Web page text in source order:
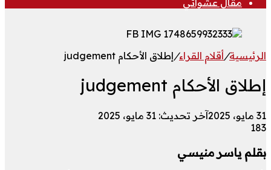
مقال عشوائي
الرئيسية/أقلام القراء/إطلاق الأحكام judgement
إطلاق الأحكام judgement
31 مايو، 2025
آخر تحديث: 31 مايو، 2025
183
بقلم ياسر منيسي